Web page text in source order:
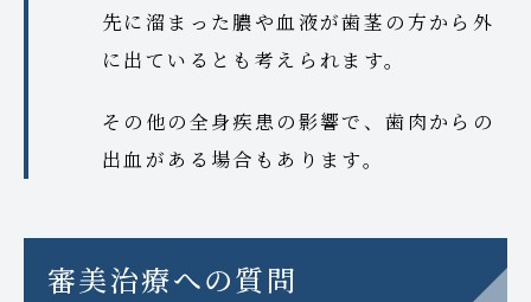
先に溜まった膿や血液が歯茎の方から外
に出ているとも考えられます。
その他の全身疾患の影響で、歯肉からの
出血がある場合もあります。
審美治療への質問